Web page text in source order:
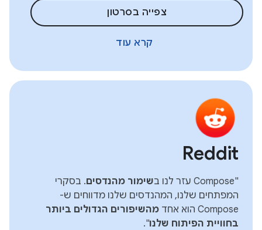
צפייה בסרטון
קרא עוד
Reddit
"Compose עזר לנו ב שימור מהנדסים. בסקרי
המפתחים שלנו, המהנדסים שלנו מדווחים ש-
Compose הוא אחד
מהשיפורים הגדולים ביותר
בחוויית הפיתוח שלנו".